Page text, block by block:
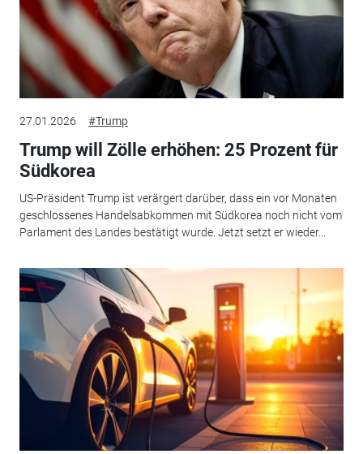
27.01.2026 #Trump
Trump will Zölle erhöhen: 25 Prozent für
Südkorea
US-Präsident Trump ist verärgert darüber, dass ein vor Monaten
geschlossenes Handelsabkommen mit Südkorea noch nicht vom
Parlament des Landes bestätigt wurde. Jetzt setzt er wieder...